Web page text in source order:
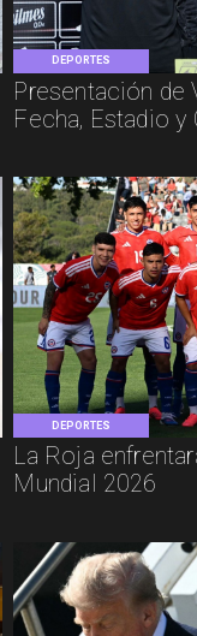
DEPORTES
Presentación de
Fecha, Estadio y
DEPORTES
La Roja
Mundial 2026